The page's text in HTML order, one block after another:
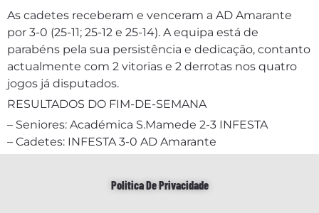
As cadetes receberam e venceram a AD Amarante
por 3-0 (25-11; 25-12 e 25-14). A equipa está de
parabéns pela sua persistência e dedicação, contanto
actualmente com 2 vitorias e 2 derrotas nos quatro
jogos já disputados.
RESULTADOS DO FIM-DE-SEMANA
– Seniores: Académica S.Mamede 2-3 INFESTA
– Cadetes: INFESTA 3-0 AD Amarante
Politica De Privacidade